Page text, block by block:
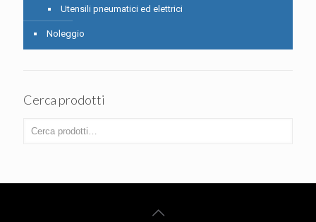
Utensili pneumatici ed elettrici
Noleggio
Cerca prodotti